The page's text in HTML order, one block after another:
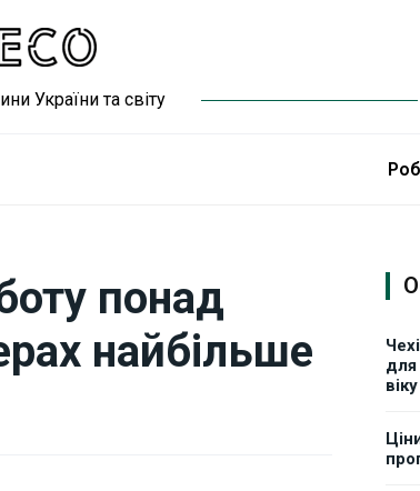
України та світу
понад
найбільше
для
віку